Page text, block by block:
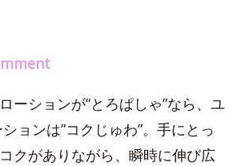
ーションが“とろぱしゃ”なら、ユ
ョンは”コクじゅわ”。手にとっ
クがありながら、瞬時に伸び広